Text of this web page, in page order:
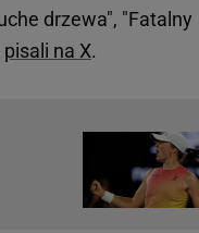
drzewa", "Fatalny
pisali na X.